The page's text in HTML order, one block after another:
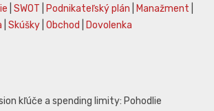
SWOT Podnikateľský plán Manažment
Skúšky Obchod Dovolenka
kľúče a spending limity: Pohodlie